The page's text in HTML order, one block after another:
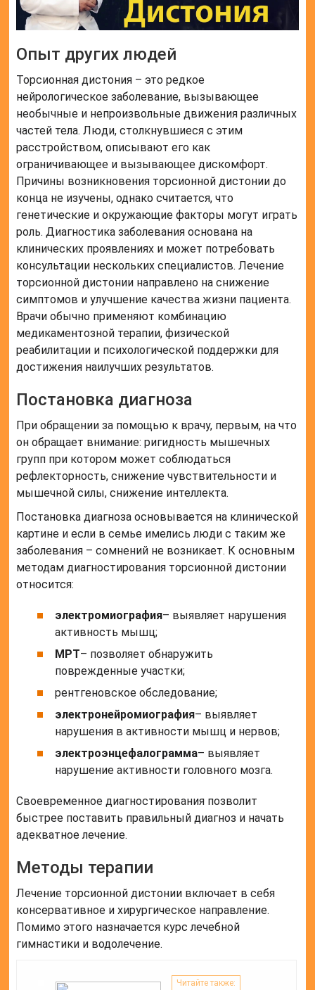
Опыт других людей
Торсионная дистония – это редкое
нейрологическое заболевание, вызывающее
необычные и непроизвольные движения различных
частей тела. Люди, столкнувшиеся с этим
расстройством, описывают его как
ограничивающее и вызывающее дискомфорт.
Причины возникновения торсионной дистонии до
конца не изучены, однако считается, что
генетические и окружающие факторы могут играть
роль. Диагностика заболевания основана на
клинических проявлениях и может потребовать
консультации нескольких специалистов. Лечение
торсионной дистонии направлено на снижение
симптомов и улучшение качества жизни пациента.
Врачи обычно применяют комбинацию
медикаментозной терапии, физической
реабилитации и психологической поддержки для
достижения наилучших результатов.
Постановка диагноза
При обращении за помощью к врачу, первым, на что
он обращает внимание: ригидность мышечных
групп при котором может соблюдаться
рефлекторность, снижение чувствительности и
мышечной силы, снижение интеллекта.
Постановка диагноза основывается на клинической
картине и если в семье имелись люди с таким же
заболевания – сомнений не возникает. К основным
методам диагностирования торсионной дистонии
относится:
электромиография– выявляет нарушения
активность мышц;
МРТ– позволяет обнаружить
поврежденные участки;
рентгеновское обследование;
электронейромиография– выявляет
нарушения в активности мышц и нервов;
электроэнцефалограмма– выявляет
нарушение активности головного мозга.
Своевременное диагностирования позволит
быстрее поставить правильный диагноз и начать
адекватное лечение.
Методы терапии
Лечение торсионной дистонии включает в себя
консервативное и хирургическое направление.
Помимо этого назначается курс лечебной
гимнастики и водолечение.
Читайте также: